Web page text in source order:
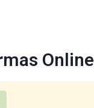
Online